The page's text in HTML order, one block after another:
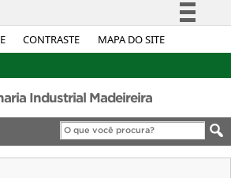
CONTRASTE MAPA DO SITE
Simplifique!
Legislação
Canais
Industrial Madeireira